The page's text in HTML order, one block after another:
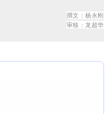
撰文 ：杨永刚
审核 ：龙超华